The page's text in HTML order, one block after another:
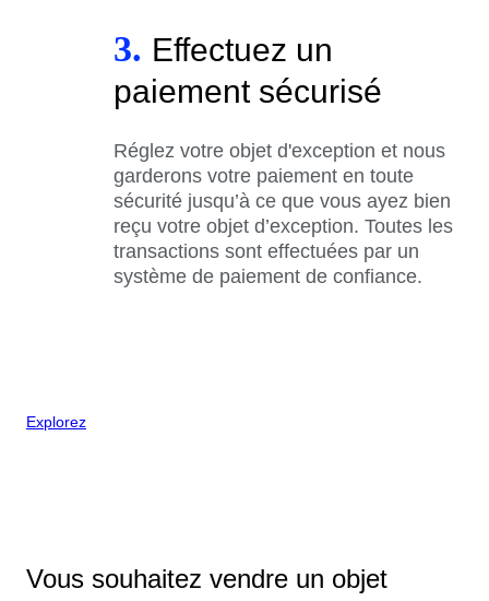
3. Effectuez un
paiement sécurisé
Réglez votre objet d'exception et nous
garderons votre paiement en toute
sécurité jusqu’à ce que vous ayez bien
reçu votre objet d’exception. Toutes les
transactions sont effectuées par un
système de paiement de confiance.
Explorez
Vous souhaitez vendre un objet